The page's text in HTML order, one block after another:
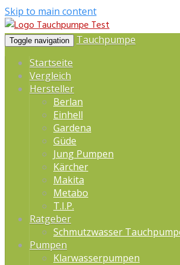
Skip to main content
Toggle navigation
Tauchpumpe
Startseite
Vergleich
Hersteller
Berlan
Einhell
Gardena
Güde
Jung Pumpen
Kärcher
Makita
Metabo
T.I.P.
Ratgeber
Schmutzwasser
Pumpen
Klarwasserpumpen